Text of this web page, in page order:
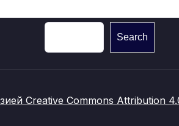
Search
Creative Commons Attribution